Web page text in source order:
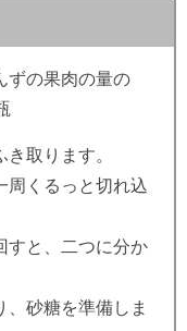
の果肉の量の
取ります。
周くるっと切れ込
すと、二つに分か
砂糖を準備しま